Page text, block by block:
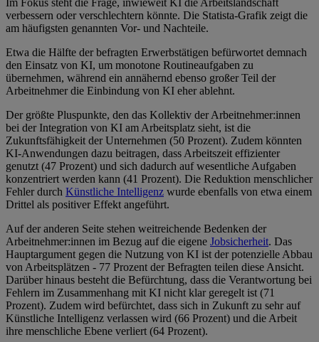
Im Fokus steht die Frage, inwieweit KI die Arbeitslandschaft
verbessern oder verschlechtern könnte. Die Statista-Grafik zeigt die
am häufigsten genannten Vor- und Nachteile.
Etwa die Hälfte der befragten Erwerbstätigen befürwortet demnach
den Einsatz von KI, um monotone Routineaufgaben zu
übernehmen, während ein annähernd ebenso großer Teil der
Arbeitnehmer die Einbindung von KI eher ablehnt.
Der größte Pluspunkte, den das Kollektiv der Arbeitnehmer:innen
bei der Integration von KI am Arbeitsplatz sieht, ist die
Zukunftsfähigkeit der Unternehmen (50 Prozent). Zudem könnten
KI-Anwendungen dazu beitragen, dass Arbeitszeit effizienter
genutzt (47 Prozent) und sich dadurch auf wesentliche Aufgaben
konzentriert werden kann (41 Prozent). Die Reduktion menschlicher
Fehler durch Künstliche Intelligenz wurde ebenfalls von etwa einem
Drittel als positiver Effekt angeführt.
Auf der anderen Seite stehen weitreichende Bedenken der
Arbeitnehmer:innen im Bezug auf die eigene Jobsicherheit. Das
Hauptargument gegen die Nutzung von KI ist der potenzielle Abbau
von Arbeitsplätzen - 77 Prozent der Befragten teilen diese Ansicht.
Darüber hinaus besteht die Befürchtung, dass die Verantwortung bei
Fehlern im Zusammenhang mit KI nicht klar geregelt ist (71
Prozent). Zudem wird befürchtet, dass sich in Zukunft zu sehr auf
Künstliche Intelligenz verlassen wird (66 Prozent) und die Arbeit
ihre menschliche Ebene verliert (64 Prozent).